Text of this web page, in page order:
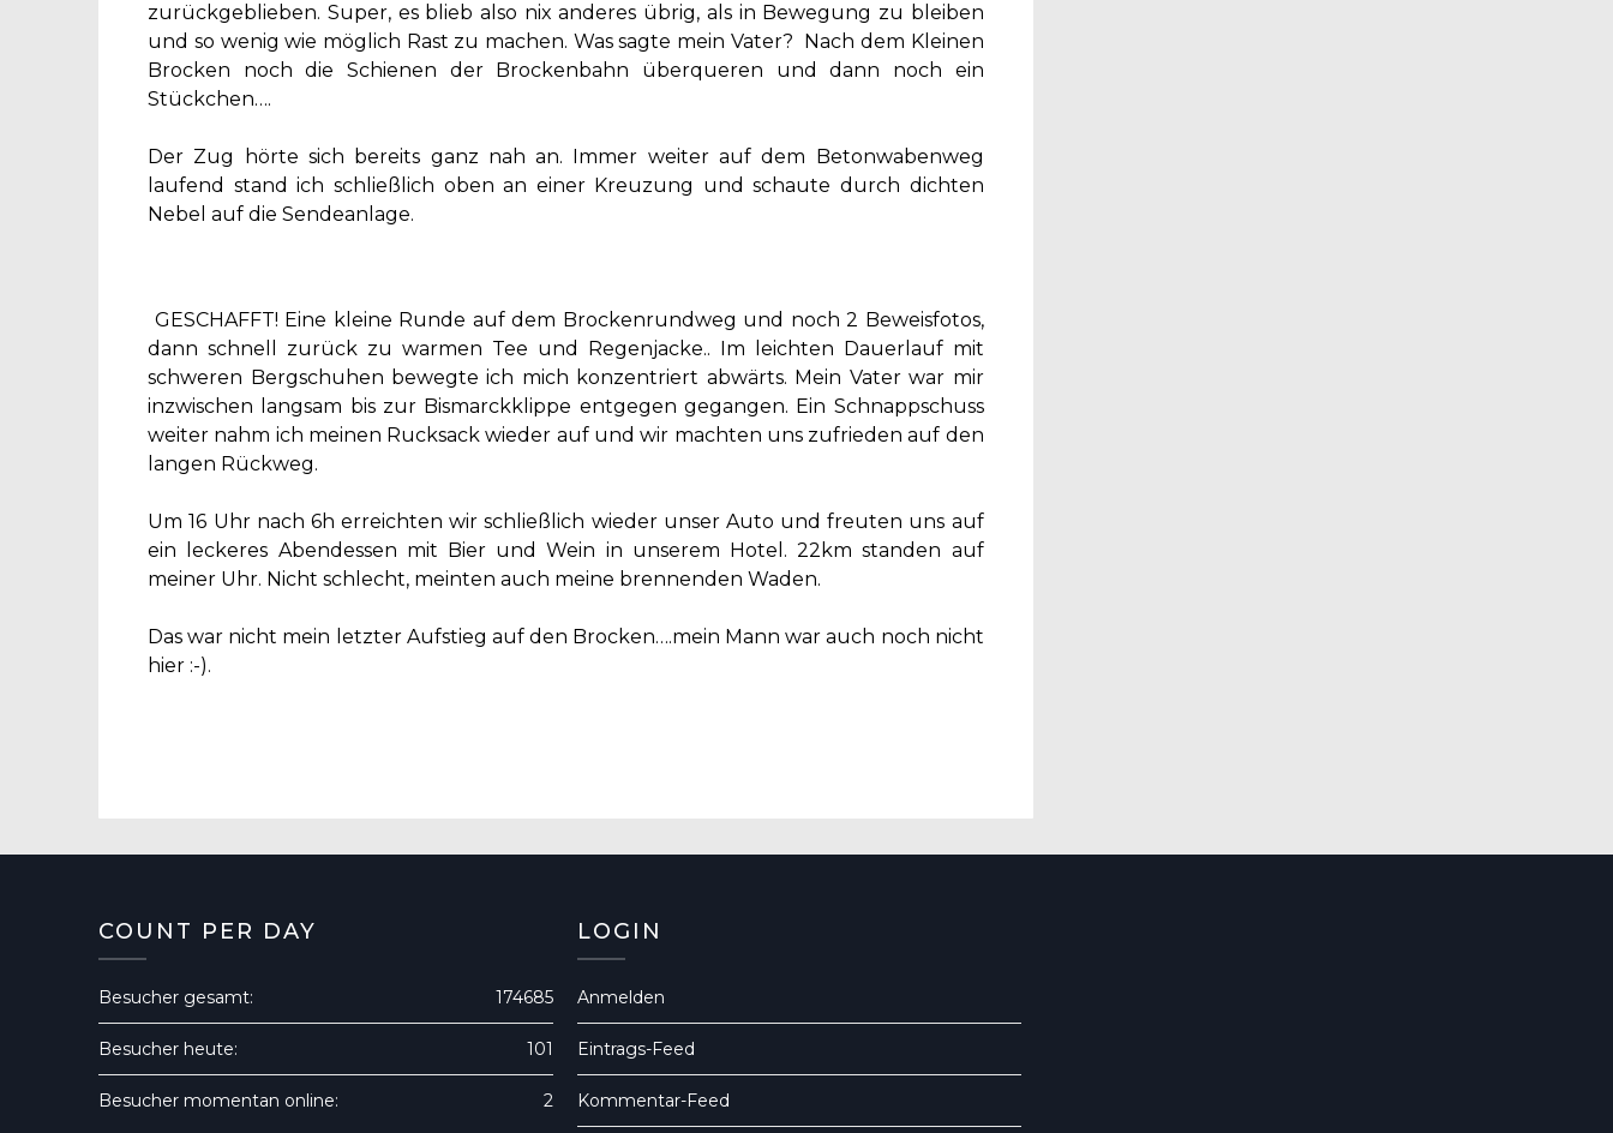
zurückgeblieben. Super, es blieb also nix anderes übrig, als in Bewegung zu bleiben
und so wenig wie möglich Rast zu machen. Was sagte mein Vater? Nach dem Kleinen
Brocken noch die Schienen der Brockenbahn überqueren und dann noch ein
Stückchen….
Der Zug hörte sich bereits ganz nah an. Immer weiter auf dem Betonwabenweg
laufend stand ich schließlich oben an einer Kreuzung und schaute durch dichten
Nebel auf die Sendeanlage.
GESCHAFFT! Eine kleine Runde auf dem Brockenrundweg und noch 2 Beweisfotos,
dann schnell zurück zu warmen Tee und Regenjacke.. Im leichten Dauerlauf mit
schweren Bergschuhen bewegte ich mich konzentriert abwärts. Mein Vater war mir
inzwischen langsam bis zur Bismarckklippe entgegen gegangen. Ein Schnappschuss
weiter nahm ich meinen Rucksack wieder auf und wir machten uns zufrieden auf den
langen Rückweg.
Um 16 Uhr nach 6h erreichten wir schließlich wieder unser Auto und freuten uns auf
ein leckeres Abendessen mit Bier und Wein in unserem Hotel. 22km standen auf
meiner Uhr. Nicht schlecht, meinten auch meine brennenden Waden.
Das war nicht mein letzter Aufstieg auf den Brocken….mein Mann war auch noch nicht
hier :-).
COUNT PER DAY
174685
Besucher gesamt:
101
Besucher heute:
2
Besucher momentan online:
LOGIN
Anmelden
Eintrags-Feed
Kommentar-Feed